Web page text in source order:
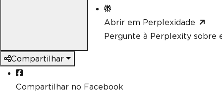
Abrir em Perplexidade
Pergunte à Perplexity sobre
Compartilhar
Compartilhar no Facebook